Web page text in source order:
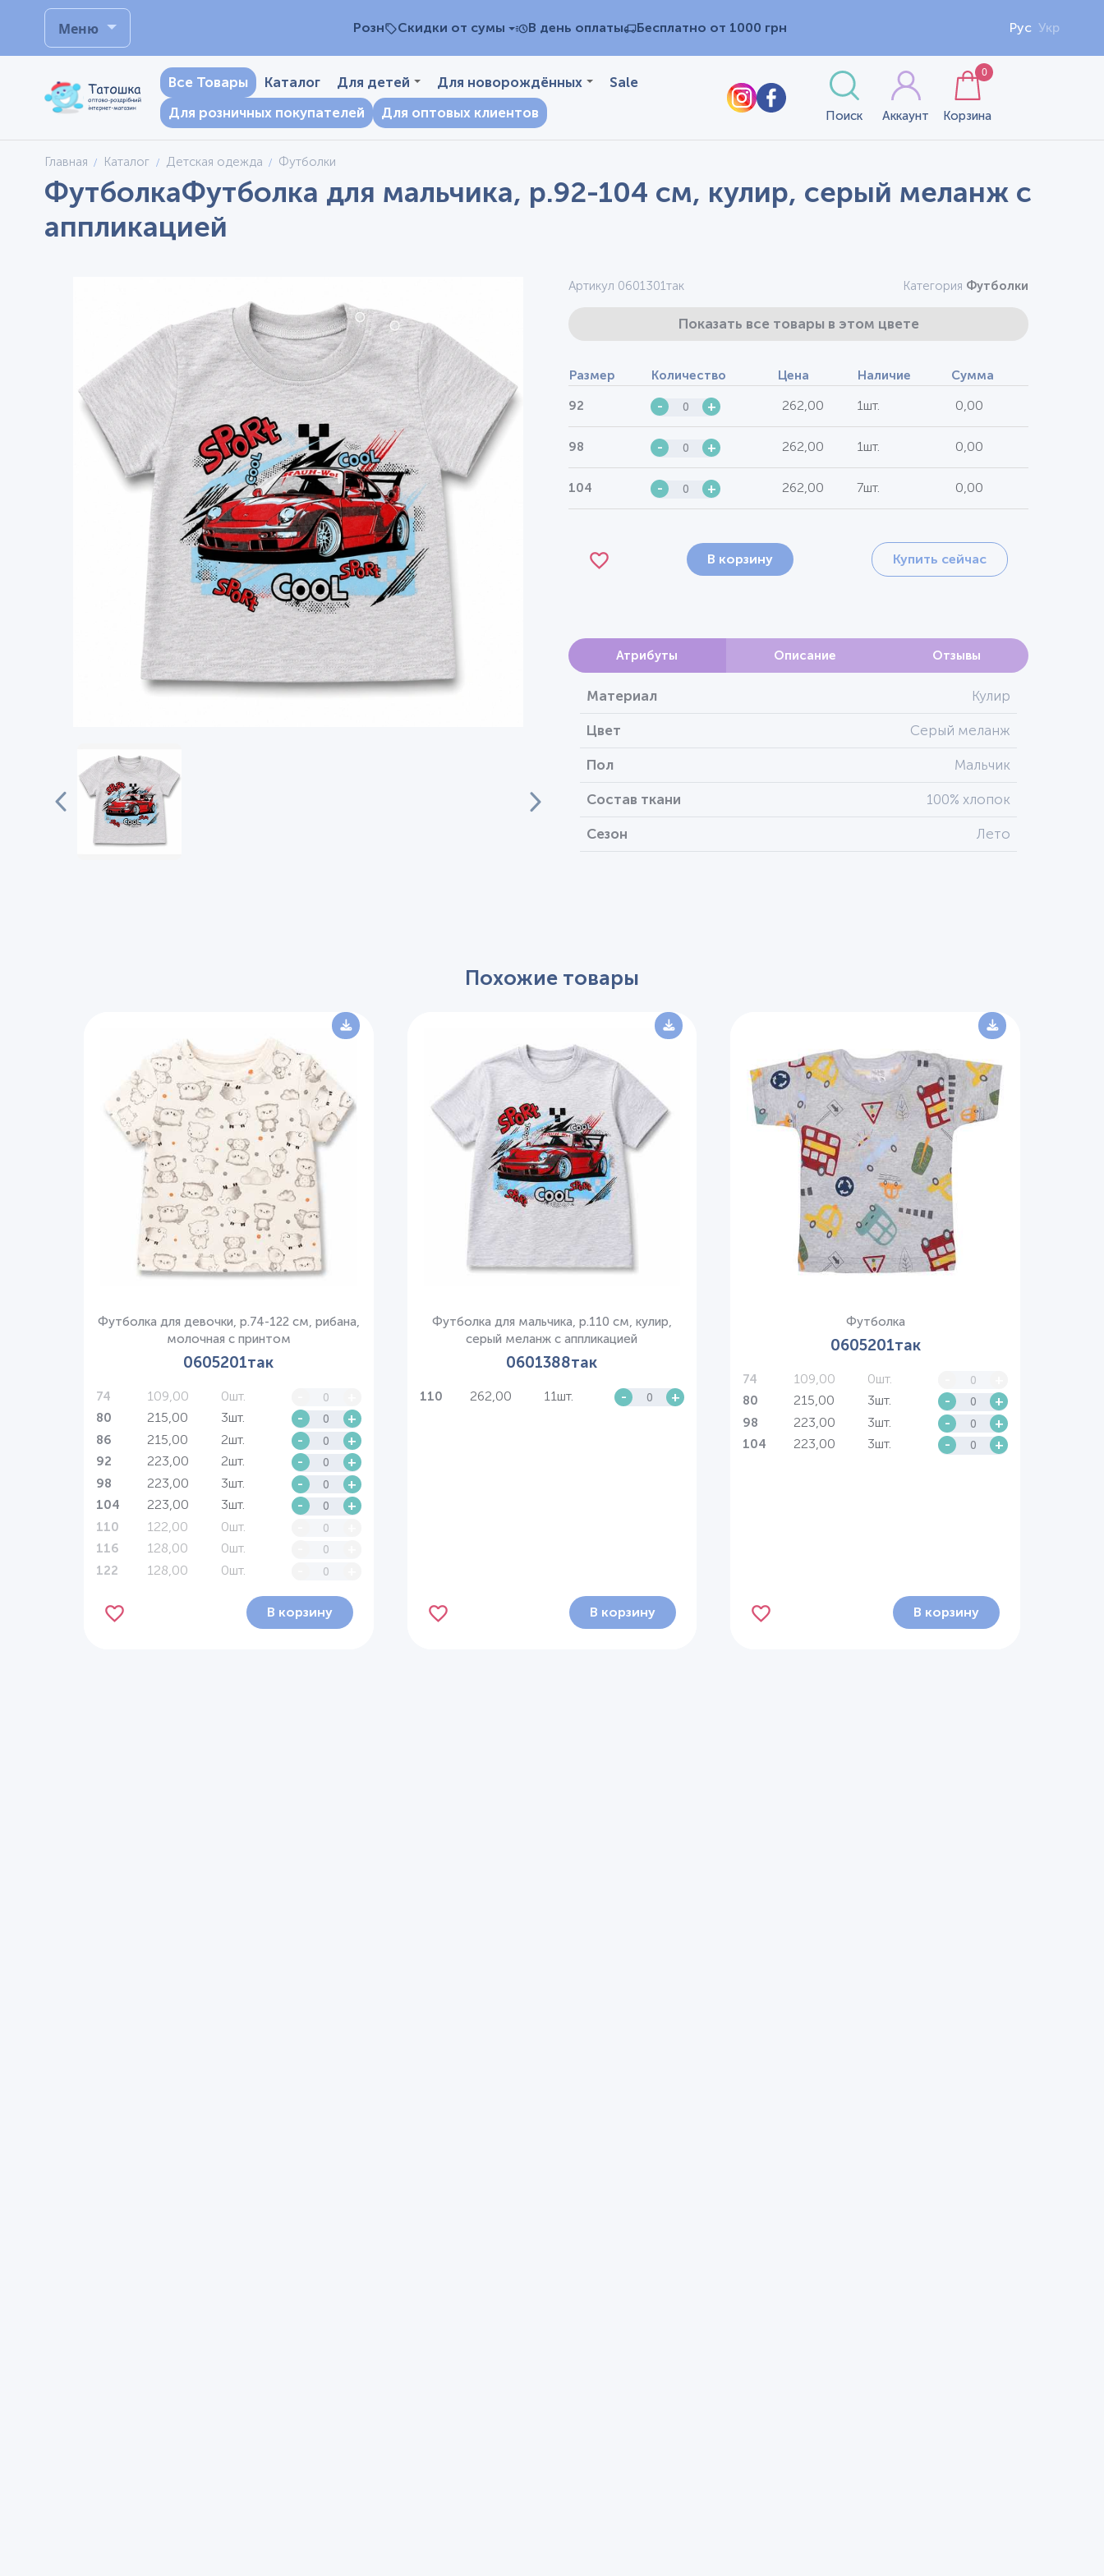
Меню Розн Скидки от сумы В день оплаты Бесплатно от 1000 грн Рус Укр
Все Товары Каталог Для детей Для новорождённых
Sale
Для розничных покупателей
Для оптовых клиентов Поиск Аккаунт Корзина
0
Главная Каталог Детская одежда Футболки
ФутболкаФутболка для мальчика, р.92-104 см, кулир, серый меланж с
аппликацией
Артикул 0601301так Категория Футболки
Показать все товары в этом цвете
Размер Количество Цена Наличие Сумма
92 - + 262,00 1шт. 0,00
98 - + 262,00 1шт. 0,00
104 - + 262,00 7шт. 0,00
В корзину Купить сейчас
Атрибуты Описание Отзывы
Материал Кулир
Цвет Серый меланж
Пол Мальчик
Состав ткани 100% хлопок
Сезон Лето
Похожие товары
Футболка для девочки, р.74-122 см, рибана,
молочная с принтом
0605201так
74 109,00 0шт.
80 215,00 3шт. - +
86 215,00 2шт. - +
92 223,00 2шт. - +
98 223,00 3шт. - +
104 223,00 3шт. - +
110 122,00 0шт.
116 128,00 0шт.
122 128,00 0шт.
В корзину
Футболка для мальчика, р.110 см, кулир,
серый меланж с аппликацией
0601388так
110 262,00 11шт. - +
В корзину
Футболка
0605201так
74 109,00 0шт.
80 215,00 3шт. - +
98 223,00 3шт. - +
104 223,00 3шт. - +
В корзину